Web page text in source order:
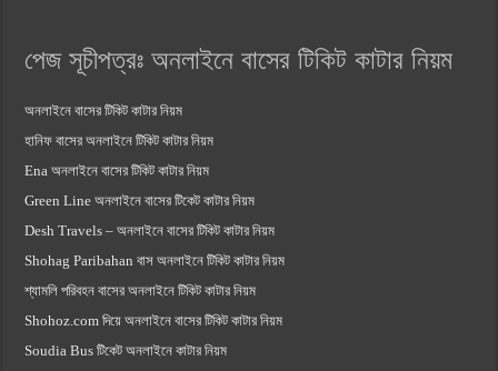
পেজ সূচীপত্রঃ অনলাইনে বাসের টিকিট কাটার নিয়ম
অনলাইনে বাসের টিকিট কাটার নিয়ম
হানিফ বাসের অনলাইনে টিকিট কাটার নিয়ম
Ena অনলাইনে বাসের টিকিট কাটার নিয়ম
Green Line অনলাইনে বাসের টিকেট কাটার নিয়ম
Desh Travels – অনলাইনে বাসের টিকিট কাটার নিয়ম
Shohag Paribahan বাস অনলাইনে টিকিট কাটার নিয়ম
শ্যামলি পরিবহন বাসের অনলাইনে টিকিট কাটার নিয়ম
Shohoz.com দিয়ে অনলাইনে বাসের টিকিট কাটার নিয়ম
Soudia Bus টিকেট অনলাইনে কাটার নিয়ম